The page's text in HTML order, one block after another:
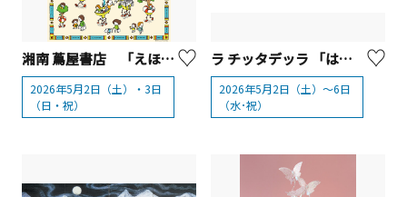
湘南 蔦屋書店 「えほん博2026」【藤沢市】
2026年5月2日（土）・3日
（日・祝）
ラ チッタデッラ 「はいさいFESTA 2026」【川崎市】
2026年5月2日（土）～6日
（水･祝）